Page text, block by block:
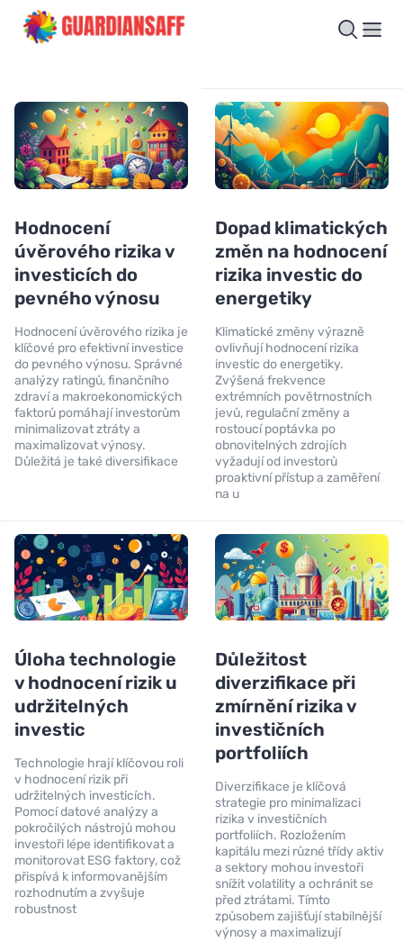
Hodnocení
úvěrového rizika v
investicích do
pevného výnosu
Hodnocení úvěrového rizika je
klíčové pro efektivní investice
do pevného výnosu. Správné
analýzy ratingů, finančního
zdraví a makroekonomických
faktorů pomáhají investorům
minimalizovat ztráty a
maximalizovat výnosy.
Důležitá je také diversifikace
Dopad klimatických
změn na hodnocení
rizika investic do
energetiky
Klimatické změny výrazně
ovlivňují hodnocení rizika
investic do energetiky.
Zvýšená frekvence
extrémních povětrnostních
jevů, regulační změny a
rostoucí poptávka po
obnovitelných zdrojích
vyžadují od investorů
proaktivní přístup a zaměření
na u
Úloha technologie
v hodnocení rizik u
udržitelných
investic
Technologie hrají klíčovou roli
v hodnocení rizik při
udržitelných investicích.
Pomocí datové analýzy a
pokročilých nástrojů mohou
investoři lépe identifikovat a
monitorovat ESG faktory, což
přispívá k informovanějším
rozhodnutím a zvyšuje
robustnost
Důležitost
diverzifikace při
zmírnění rizika v
investičních
portfoliích
Diverzifikace je klíčová
strategie pro minimalizaci
rizika v investičních
portfoliích. Rozložením
kapitálu mezi různé třídy aktiv
a sektory mohou investoři
snížit volatility a ochránit se
před ztrátami. Tímto
způsobem zajišťují stabilnější
výnosy a maximalizují